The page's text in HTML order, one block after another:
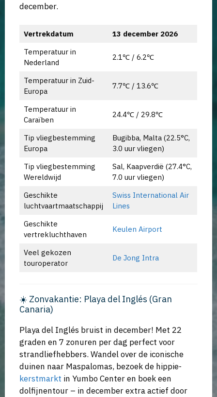
december.
Vertrekdatum
13 december 2026
Temperatuur in
Nederland
2.1℃ / 6.2℃
Temperatuur in Zuid-
Europa
7.7℃ / 13.6℃
Temperatuur in
Caraïben
24.4℃ / 29.8℃
Tip vliegbestemming
Europa
Bugibba, Malta (22.5°C,
3.0 uur vliegen)
Tip vliegbestemming
Wereldwijd
Sal, Kaapverdië (27.4°C,
7.0 uur vliegen)
Geschikte
luchtvaartmaatschappij
Swiss International Air
Lines
Geschikte
vertrekluchthaven
Keulen Airport
Veel gekozen
touroperator
De Jong Intra
☀️ Zonvakantie: Playa del Inglés (Gran
Canaria)
Playa del Inglés bruist in december! Met 22
graden en 7 zonuren per dag perfect voor
strandliefhebbers. Wandel over de iconische
duinen naar Maspalomas, bezoek de hippie-
kerstmarkt in Yumbo Center en boek een
dolfijnentour – in december extra actief door